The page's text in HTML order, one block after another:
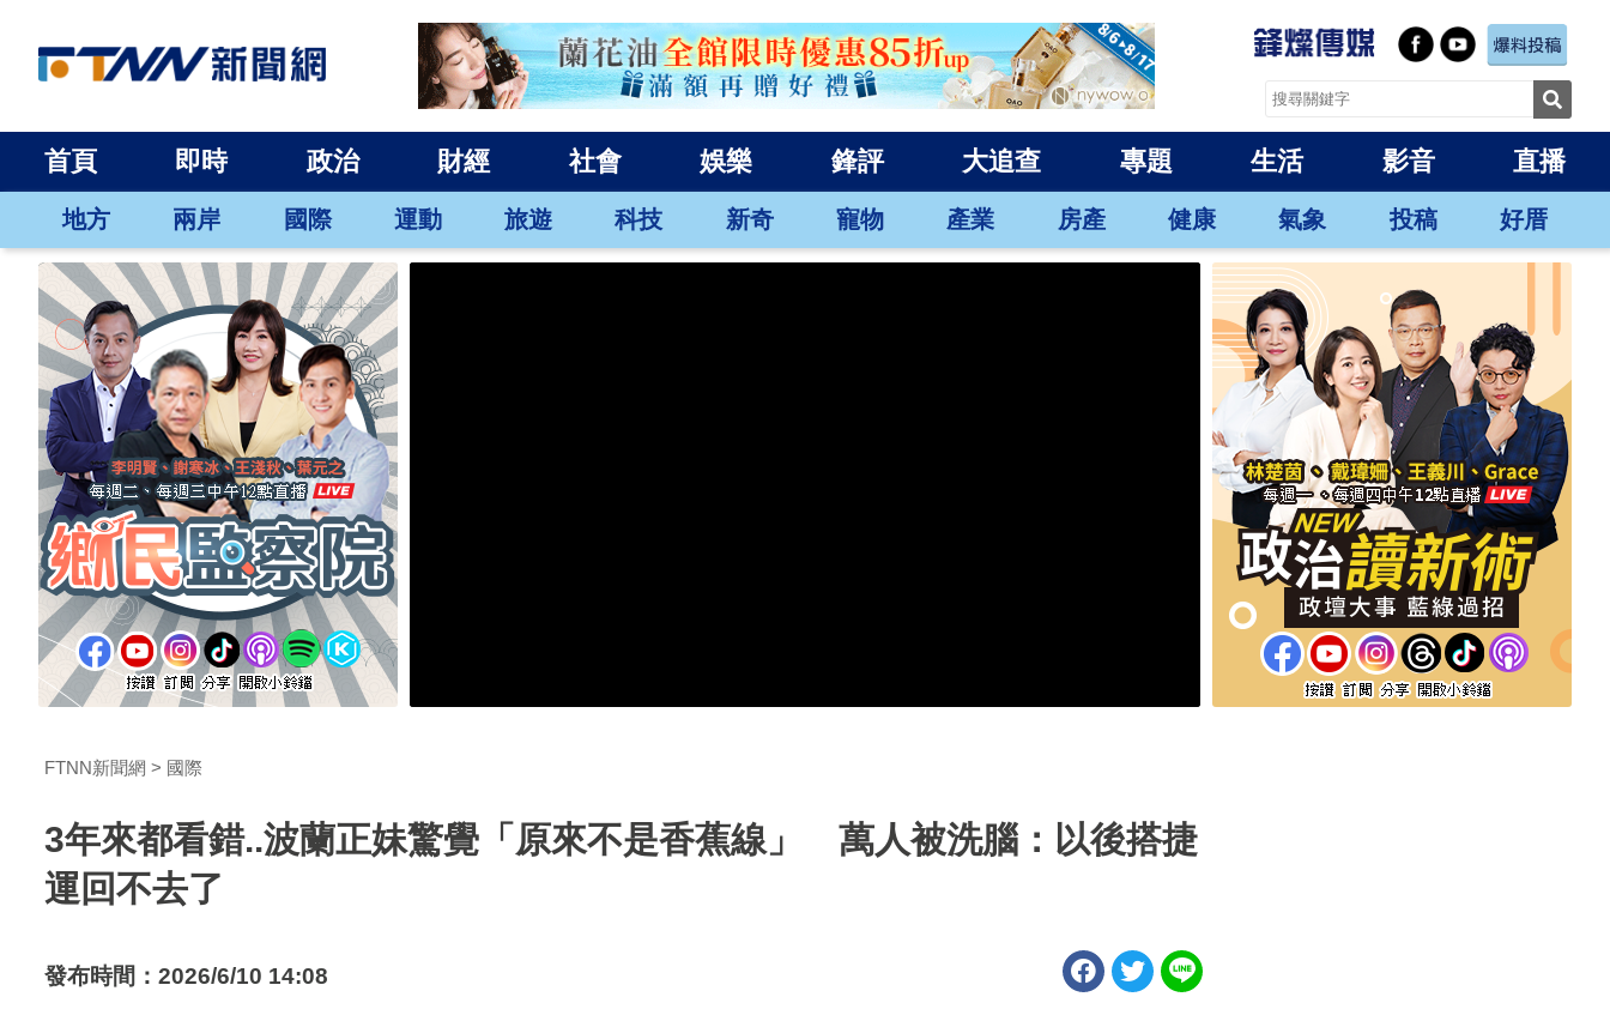
首頁 即時 政治 財經 社會 娛樂 鋒評 大追查 專題 生活 影音 直播
地方 兩岸 國際 運動 旅遊 科技 新奇 寵物 產業 房產 健康 氣象 投稿 好厝
FTNN新聞網 國際
3年來都看錯..波蘭正妹驚覺「原來不是香蕉線」 萬人被洗腦：以後搭捷
運回不去了
發布時間：2026/6/10 14:08